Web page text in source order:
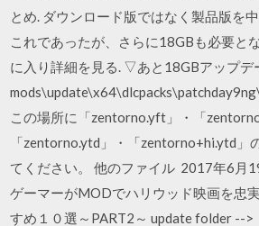
とめ. ダウンロード版ではなく製品版を
これであったが、さらに18GBも必要と
に入り詳細を見る. ▽あと18GBアップデ
この場所に「zentorno.yft」・「
「zentorno.ytd」・「zentorno+hi.ytd」
てください。 他のファイル 2017年6月
ゲーマーがMODでハリウッド映画を忠
すめ１０選～PART2～ update folder -->